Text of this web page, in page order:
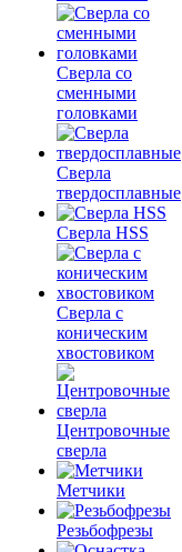
Сверла со
сменными
головками
Сверла
твердосплавные
Сверла HSS
Сверла с
коническим
хвостовиком
Центровочные
сверла
Метчики
Резьбофрезы